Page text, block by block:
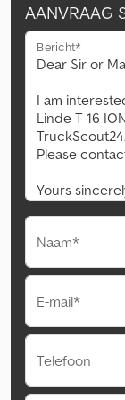
AANVRAAG
Bericht*
Naam*
E-mail*
Telefoon